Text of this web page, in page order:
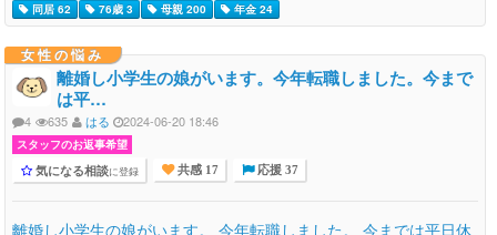
同居 62
76歳 3 母親 200 年金 24
女性の悩み
離婚し小学生の娘がいます。今年転職しました。今まで
は平…
4 635 はる 2024-06-20 18:46
スタッフのお返事希望
気になる相談に登録 共感 17 応援 37
離婚し小学生の娘がいます。 今年転職しました。 今までは平日休